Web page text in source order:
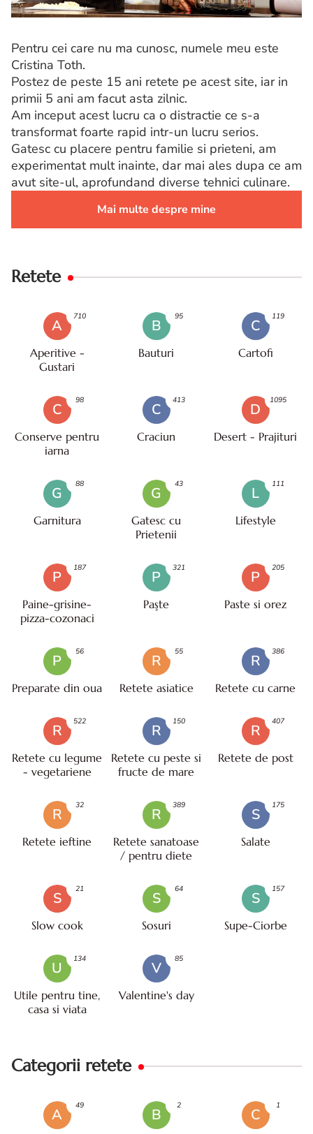
Pentru cei care nu ma cunosc, numele meu este
Cristina Toth.
Postez de peste 15 ani retete pe acest site, iar in
primii 5 ani am facut asta zilnic.
Am inceput acest lucru ca o distractie ce s-a
transformat foarte rapid intr-un lucru serios.
Gatesc cu placere pentru familie si prieteni, am
experimentat mult inainte, dar mai ales dupa ce am
avut site-ul, aprofundand diverse tehnici culinare.
Mai multe despre mine
Retete
A
Aperitive -
Gustari
710
B
Bauturi
95
C
Cartofi
119
C
Conserve pentru
iarna
98
C
Craciun
413
D
Desert - Prajituri
1095
G
Garnitura
88
G
Gatesc cu
Prietenii
43
L
Lifestyle
111
P
Paine-grisine-
pizza-cozonaci
187
P
Paşte
321
P
Paste si orez
205
P
Preparate din oua
56
R
Retete asiatice
55
R
Retete cu carne
386
R
Retete cu legume
- vegetariene
522
R
Retete cu peste si
fructe de mare
150
R
Retete de post
407
R
Retete ieftine
32
R
Retete sanatoase
/ pentru diete
389
S
Salate
175
S
Slow cook
21
S
Sosuri
64
S
Supe-Ciorbe
157
U
Utile pentru tine,
casa si viata
134
V
Valentine's day
85
Categorii retete
A
49
B
2
C
1